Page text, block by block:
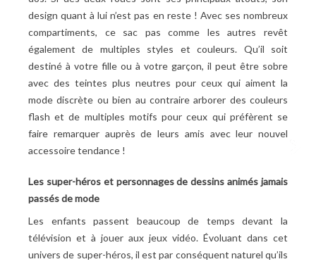
design quant à lui n’est pas en reste ! Avec ses nombreux
compartiments, ce sac pas comme les autres revêt
également de multiples styles et couleurs. Qu’il soit
destiné à votre fille ou à votre garçon, il peut être sobre
avec des teintes plus neutres pour ceux qui aiment la
mode discrète ou bien au contraire arborer des couleurs
flash et de multiples motifs pour ceux qui préfèrent se
faire remarquer auprès de leurs amis avec leur nouvel
accessoire tendance !
Les super-héros et personnages de dessins animés jamais
passés de mode
Les enfants passent beaucoup de temps devant la
télévision et à jouer aux jeux vidéo. Évoluant dans cet
univers de super-héros, il est par conséquent naturel qu’ils